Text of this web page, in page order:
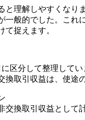
理解しやすくな
般的でした。これ
捉えます。
区分して整理して
取引収益は、使途
換取引収益として